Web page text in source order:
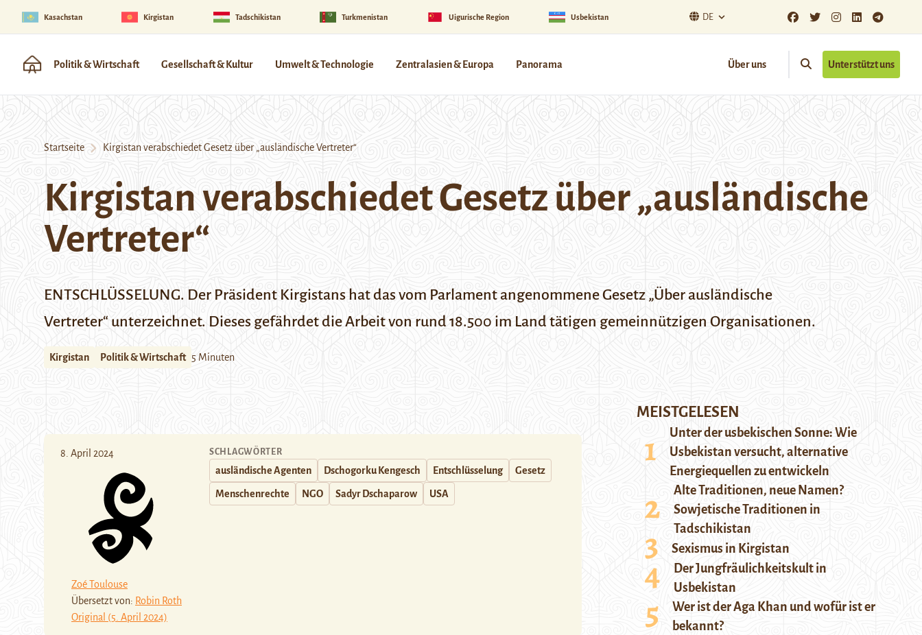
Kasachstan Kirgistan Tadschikistan Turkmenistan Uigurische Region Usbekistan DE
Politik & Wirtschaft Gesellschaft & Kultur Umwelt & Technologie Zentralasien & Europa Panorama Über uns Unterstützt uns
Startseite Kirgistan verabschiedet Gesetz über „ausländische Vertreter“
Kirgistan verabschiedet Gesetz über „ausländische
Vertreter“
ENTSCHLÜSSELUNG. Der Präsident Kirgistans hat das vom Parlament angenommene Gesetz „Über ausländische
Vertreter“ unterzeichnet. Dieses gefährdet die Arbeit von rund 18.500 im Land tätigen gemeinnützigen Organisationen.
Kirgistan Politik & Wirtschaft 5 Minuten
8. April 2024
Zoé Toulouse
Übersetzt von: Robin Roth
Original (5. April 2024)
SCHLAGWÖRTER
ausländische Agenten Dschogorku Kengesch Entschlüsselung Gesetz
Menschenrechte NGO Sadyr Dschaparow USA
MEISTGELESEN
Unter der usbekischen Sonne: Wie
Usbekistan versucht, alternative
Energiequellen zu entwickeln
Alte Traditionen, neue Namen?
Sowjetische Traditionen in
Tadschikistan
Sexismus in Kirgistan
Der Jungfräulichkeitskult in
Usbekistan
Wer ist der Aga Khan und wofür ist er
bekannt?